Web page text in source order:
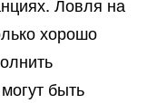
хорошо
быть